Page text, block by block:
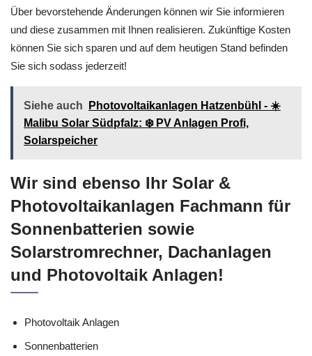
Über bevorstehende Änderungen können wir Sie informieren
und diese zusammen mit Ihnen realisieren. Zukünftige Kosten
können Sie sich sparen und auf dem heutigen Stand befinden
Sie sich sodass jederzeit!
Siehe auch
Photovoltaikanlagen Hatzenbühl - ☀️
Malibu Solar Südpfalz: ❄️ PV Anlagen Profi,
Solarspeicher
Wir sind ebenso Ihr Solar &
Photovoltaikanlagen Fachmann für
Sonnenbatterien sowie
Solarstromrechner, Dachanlagen
und Photovoltaik Anlagen!
Photovoltaik Anlagen
Sonnenbatterien